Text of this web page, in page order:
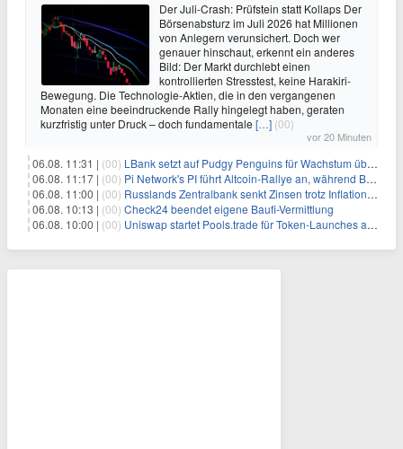
Der Juli-Crash: Prüfstein statt Kollaps Der
Börsenabsturz im Juli 2026 hat Millionen
von Anlegern verunsichert. Doch wer
genauer hinschaut, erkennt ein anderes
Bild: Der Markt durchlebt einen
kontrollierten Stresstest, keine Harakiri-
Bewegung. Die Technologie-Aktien, die in den vergangenen
Monaten eine beeindruckende Rally hingelegt haben, geraten
kurzfristig unter Druck – doch fundamentale […] (00)
vor 20 Minuten
06.08. 11:31 | (00) LBank setzt auf Pudgy Penguins für Wachstum über den Handel hinaus
06.08. 11:17 | (00) Pi Network's PI führt Altcoin-Rallye an, während Bitcoin $65.000 anpeilt
06.08. 11:00 | (00) Russlands Zentralbank senkt Zinsen trotz Inflations-Schock – ein riskantes Spiel
06.08. 10:13 | (00) Check24 beendet eigene Baufi-Vermittlung
06.08. 10:00 | (00) Uniswap startet Pools.trade für Token-Launches auf Robinhood Chain